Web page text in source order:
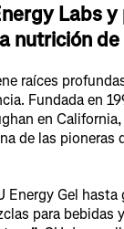
Labs
nutrición
raíces
Fundada en
en California,
de las pioneras
Energy Gel
para bebidas